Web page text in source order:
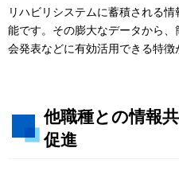
リハビリシステムに蓄積される
能です。その膨大なデータから
会発表などに有効活用できる特徴
他職種との情報
促進